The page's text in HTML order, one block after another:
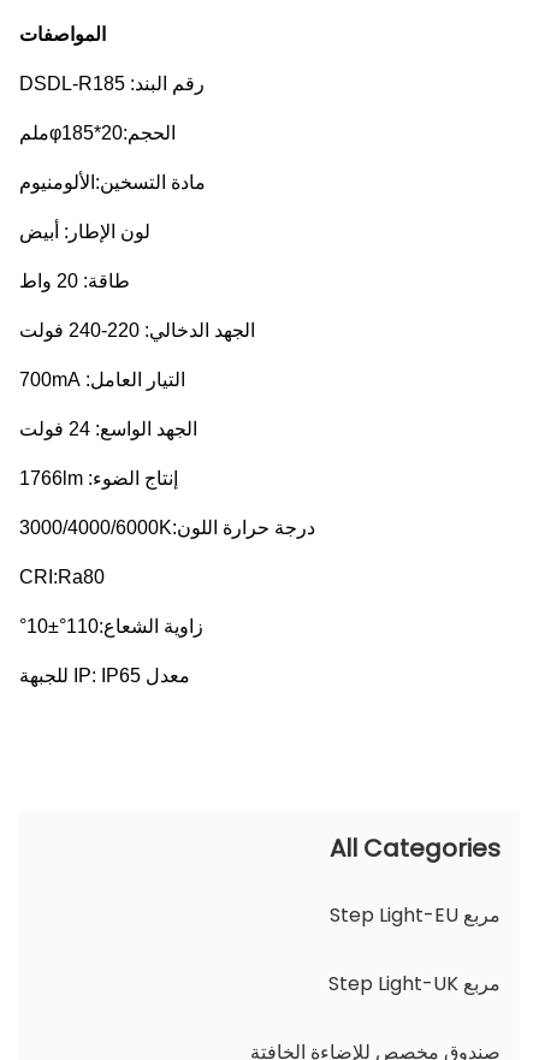
المواصفات
رقم البند: DSDL-R185
الحجم:φ185*20ملم
مادة التسخين:الألومنيوم
لون الإطار: أبيض
طاقة: 20 واط
الجهد الدخالي: 220-240 فولت
التيار العامل: 700mA
الجهد الواسع: 24 فولت
إنتاج الضوء: 1766lm
درجة حرارة اللون:3000/4000/6000K
CRI:Ra80
زاوية الشعاع:110°±10°
معدل IP: IP65 للجبهة
All Categories
مربع Step Light-EU
مربع Step Light-UK
صندوق مخصص للإضاءة الخافتة